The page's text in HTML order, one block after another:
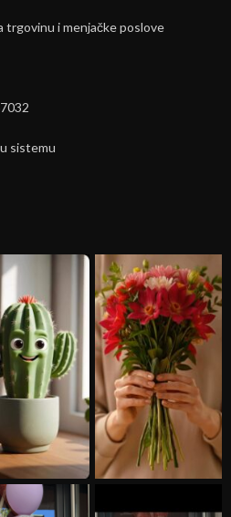
trgovinu i menjačke poslove
sistemu